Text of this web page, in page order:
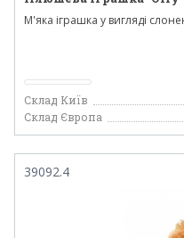
М'яка іграшка у вигляді
Склад Київ
Склад Європа
39092.4